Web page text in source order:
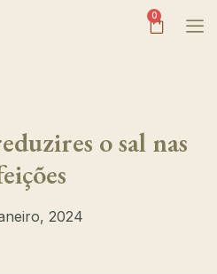
0
o sal nas
2024